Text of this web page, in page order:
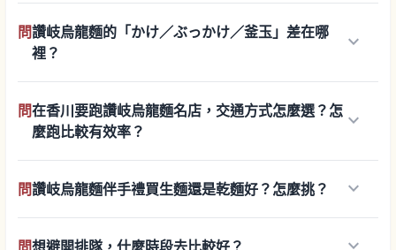
問讚岐烏龍麵的「かけ／ぶっかけ／釜玉」差在哪
裡？
keyboard_arrow_down
問在香川要跑讚岐烏龍麵名店，交通方式怎麼選？怎
麼跑比較有效率？
keyboard_arrow_down
問讚岐烏龍麵伴手禮買生麵還是乾麵好？怎麼挑？ keyboard_arrow_down